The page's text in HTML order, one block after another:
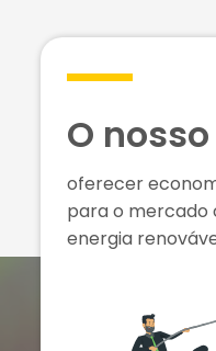
O nosso
oferecer
para o mercado
energia